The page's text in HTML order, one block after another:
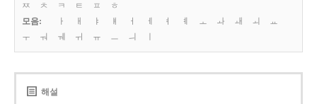
ㅉ
ㅊ ㅋ ㅌ ㅍ
ㅎ
모음:
ㅏ ㅐ ㅑ ㅒ ㅓ ㅔ ㅕ ㅖ ㅗ ㅘ ㅙ ㅚ
ㅛ
ㅜ
ㅝ ㅞ ㅟ ㅠ ㅡ ㅢ
해설